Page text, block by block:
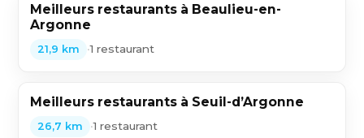
Meilleurs restaurants à Beaulieu-en-
Argonne
21,9 km •1 restaurant
Meilleurs restaurants à Seuil-d’Argonne
26,7 km •1 restaurant